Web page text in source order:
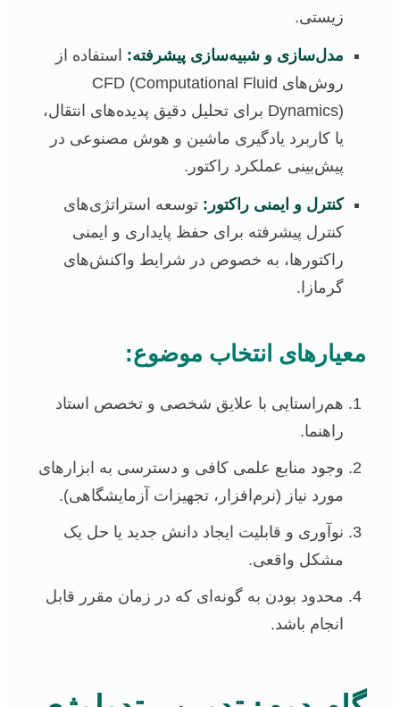
زیستی.
مدل‌سازی و شبیه‌سازی پیشرفته: استفاده از
روش‌های CFD (Computational Fluid
Dynamics) برای تحلیل دقیق پدیده‌های انتقال،
یا کاربرد یادگیری ماشین و هوش مصنوعی در
پیش‌بینی عملکرد راکتور.
کنترل و ایمنی راکتور: توسعه استراتژی‌های
کنترل پیشرفته برای حفظ پایداری و ایمنی
راکتورها، به خصوص در شرایط واکنش‌های
گرمازا.
معیارهای انتخاب موضوع:
هم‌راستایی با علایق شخصی و تخصص استاد
راهنما.
وجود منابع علمی کافی و دسترسی به ابزارهای
مورد نیاز (نرم‌افزار، تجهیزات آزمایشگاهی).
نوآوری و قابلیت ایجاد دانش جدید یا حل یک
مشکل واقعی.
محدود بودن به گونه‌ای که در زمان مقرر قابل
انجام باشد.